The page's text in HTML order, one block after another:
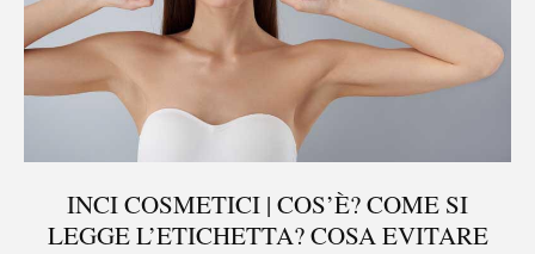
INCI COSMETICI | COS’È? COME SI
LEGGE L’ETICHETTA? COSA EVITARE